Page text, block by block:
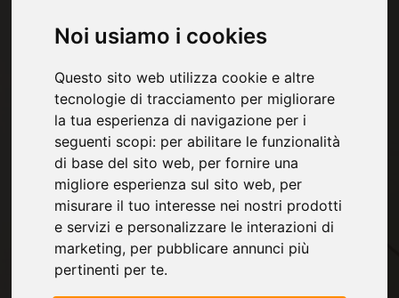
Noi usiamo i cookies
Questo sito web utilizza cookie e altre
tecnologie di tracciamento per migliorare
la tua esperienza di navigazione per i
seguenti scopi: per abilitare le funzionalità
di base del sito web, per fornire una
migliore esperienza sul sito web, per
misurare il tuo interesse nei nostri prodotti
e servizi e personalizzare le interazioni di
marketing, per pubblicare annunci più
pertinenti per te.
VENDUTO